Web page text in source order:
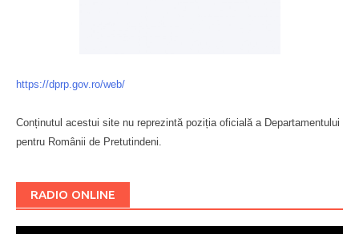
https://dprp.gov.ro/web/
Conținutul acestui site nu reprezintă poziția oficială a Departamentului
pentru Românii de Pretutindeni.
RADIO ONLINE